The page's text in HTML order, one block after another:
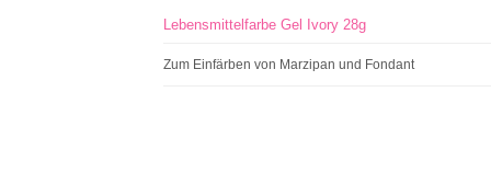
Lebensmittelfarbe Gel Ivory 28g
Zum Einfärben von Marzipan und Fondant